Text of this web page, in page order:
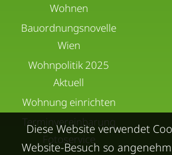
Wohnen
Bauordnungsnovelle
Wien
Wohnpolitik 2025
Aktuell
Wohnung einrichten
Terminvereinbarung
Fotoservice
Diese Website verwendet
Website-Besuch so